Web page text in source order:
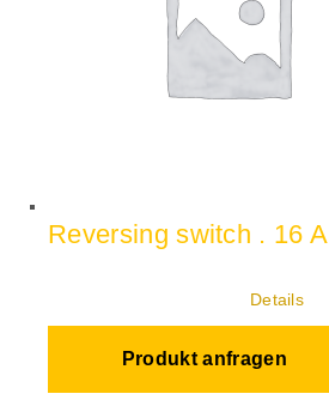
Reversing switch . 16 A
Details
Produkt anfragen